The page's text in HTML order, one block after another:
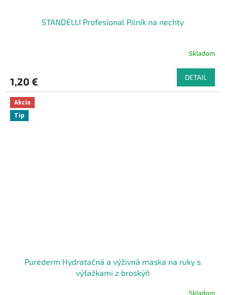
STANDELLI Profesional Pilník na nechty
Skladom
1,20 € DETAIL
Akcia
Tip
Purederm Hydratačná a výživná maska na ruky s
výťažkami z broskýň